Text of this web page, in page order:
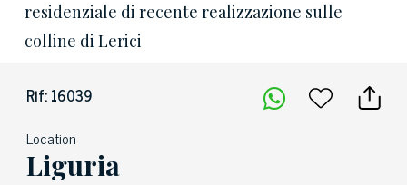
residenziale di recente realizzazione sulle
colline di Lerici
Rif: 16039
Location
Liguria